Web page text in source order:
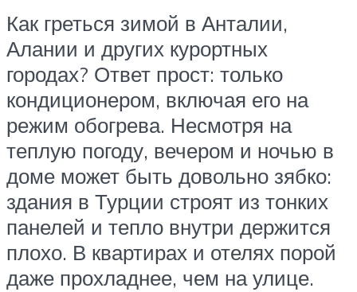
Как греться зимой в Анталии,
Алании и других курортных
городах? Ответ прост: только
кондиционером, включая его на
режим обогрева. Несмотря на
теплую погоду, вечером и ночью в
доме может быть довольно зябко:
здания в Турции строят из тонких
панелей и тепло внутри держится
плохо. В квартирах и отелях порой
даже прохладнее, чем на улице.